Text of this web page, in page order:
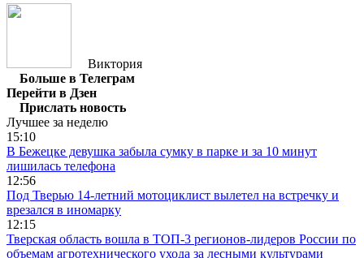
Виктория
Больше в Телеграм
Перейти в Дзен
Прислать новость
Лучшее за неделю
15:10
В Бежецке девушка забыла сумку в парке и за 10 минут
лишилась телефона
12:56
Под Тверью 14-летний мотоциклист вылетел на встречку и
врезался в иномарку
12:15
Тверская область вошла в ТОП-3 регионов-лидеров России по
объемам агротехнического ухода за лесными культурами